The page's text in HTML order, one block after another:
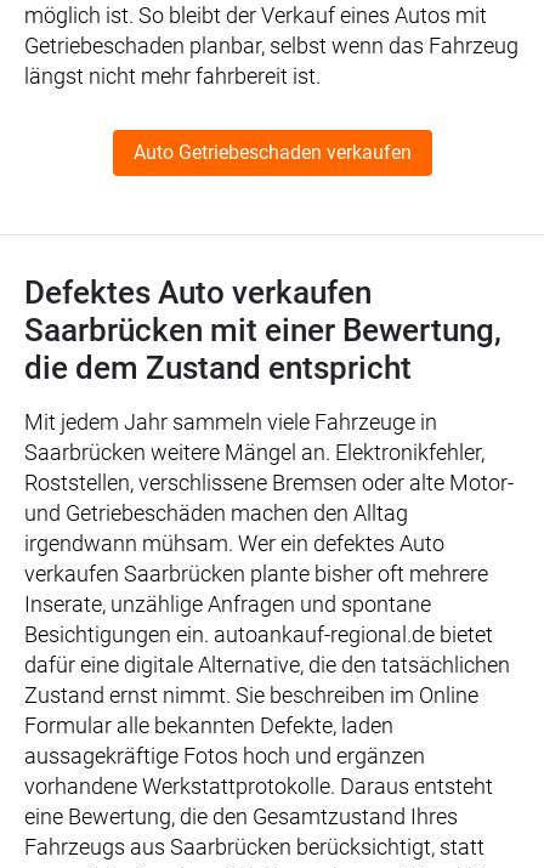
möglich ist. So bleibt der Verkauf eines Autos mit
Getriebeschaden planbar, selbst wenn das Fahrzeug
längst nicht mehr fahrbereit ist.
Auto Getriebeschaden verkaufen
Defektes Auto verkaufen
Saarbrücken mit einer Bewertung,
die dem Zustand entspricht
Mit jedem Jahr sammeln viele Fahrzeuge in
Saarbrücken weitere Mängel an. Elektronikfehler,
Roststellen, verschlissene Bremsen oder alte Motor-
und Getriebeschäden machen den Alltag
irgendwann mühsam. Wer ein defektes Auto
verkaufen Saarbrücken plante bisher oft mehrere
Inserate, unzählige Anfragen und spontane
Besichtigungen ein. autoankauf-regional.de bietet
dafür eine digitale Alternative, die den tatsächlichen
Zustand ernst nimmt. Sie beschreiben im Online
Formular alle bekannten Defekte, laden
aussagekräftige Fotos hoch und ergänzen
vorhandene Werkstattprotokolle. Daraus entsteht
eine Bewertung, die den Gesamtzustand Ihres
Fahrzeugs aus Saarbrücken berücksichtigt, statt